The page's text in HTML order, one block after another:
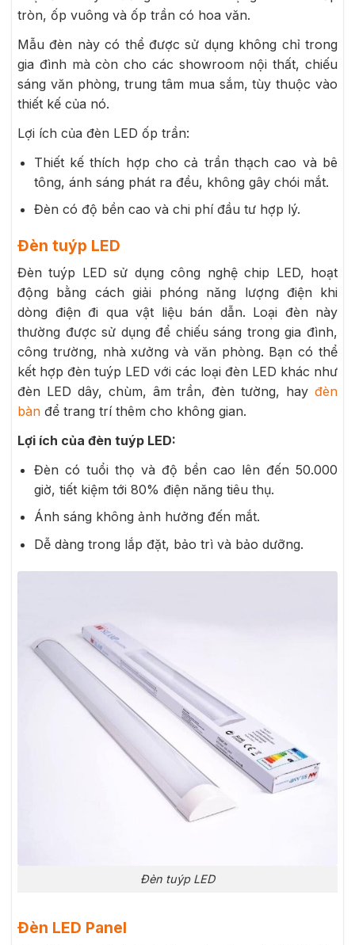
tròn, ốp vuông và ốp trần có hoa văn.
Mẫu đèn này có thể được sử dụng không chỉ trong
gia đình mà còn cho các showroom nội thất, chiếu
sáng văn phòng, trung tâm mua sắm, tùy thuộc vào
thiết kế của nó.
Lợi ích của đèn LED ốp trần:
Thiết kế thích hợp cho cả trần thạch cao và bê
tông, ánh sáng phát ra đều, không gây chói mắt.
Đèn có độ bền cao và chi phí đầu tư hợp lý.
Đèn tuýp LED
Đèn tuýp LED sử dụng công nghệ chip LED, hoạt
động bằng cách giải phóng năng lượng điện khi
dòng điện đi qua vật liệu bán dẫn. Loại đèn này
thường được sử dụng để chiếu sáng trong gia đình,
công trường, nhà xưởng và văn phòng. Bạn có thể
kết hợp đèn tuýp LED với các loại đèn LED khác như
đèn LED dây, chùm, âm trần, đèn tường, hay đèn
bàn để trang trí thêm cho không gian.
Lợi ích của đèn tuýp LED:
Đèn có tuổi thọ và độ bền cao lên đến 50.000
giờ, tiết kiệm tới 80% điện năng tiêu thụ.
Ánh sáng không ảnh hưởng đến mắt.
Dễ dàng trong lắp đặt, bảo trì và bảo dưỡng.
Đèn tuýp LED
Đèn LED Panel